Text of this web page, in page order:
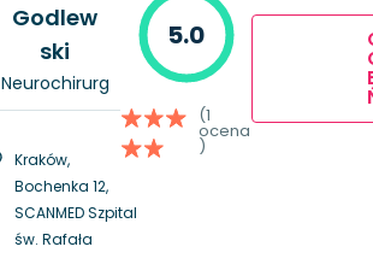
Godlew
ski
Neurochirurg
Kraków,
Bochenka 12,
SCANMED Szpital
św. Rafała
5.0
(1
ocena
)